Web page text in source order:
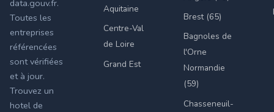
data.gouv.fr.
Toutes les
entreprises
référencées
sont vérifiées
et à jour.
Trouvez un
hotel de
Aquitaine
Centre-Val
de Loire
Grand Est
Brest (65)
Bagnoles de
l'Orne
Normandie
(59)
Chasseneuil-